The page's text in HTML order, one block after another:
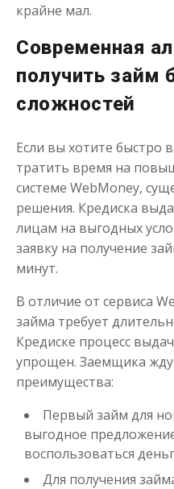
Сумма
Займ под
пользование
средствами
крайне мал.
Современная
получить займ
сложностей
Если вы хотите быстро
тратить время на
системе WebMoney,
решения. Кредиска
лицам на выгодных
заявку на получение
минут.
В отличие от сервиса
займа требует
Кредиске процесс
упрощен. Заемщика
преимущества:
Первый займ для
выгодное
воспользоваться
Для получения